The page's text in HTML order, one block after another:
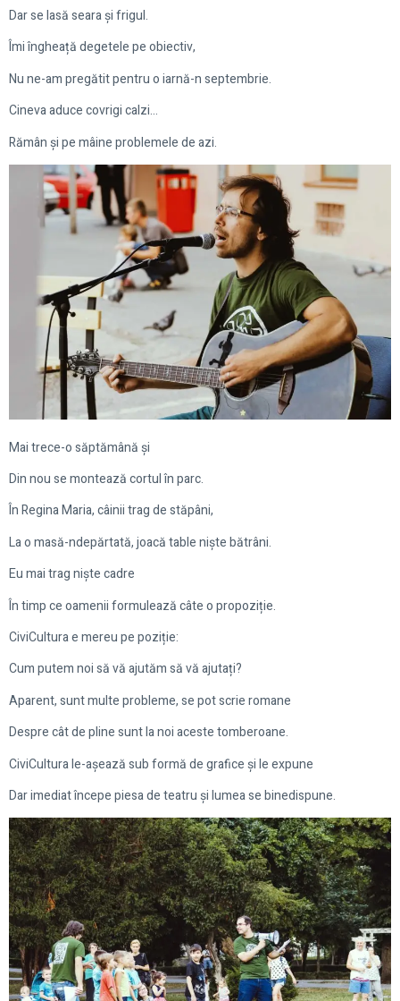
Dar se lasă seara și frigul.
Îmi îngheață degetele pe obiectiv,
Nu ne-am pregătit pentru o iarnă-n septembrie.
Cineva aduce covrigi calzi…
Rămân și pe mâine problemele de azi.
Mai trece-o săptămână și
Din nou se montează cortul în parc.
În Regina Maria, câinii trag de stăpâni,
La o masă-ndepărtată, joacă table niște bătrâni.
Eu mai trag niște cadre
În timp ce oamenii formulează câte o propoziție.
CiviCultura e mereu pe poziție:
Cum putem noi să vă ajutăm să vă ajutați?
Aparent, sunt multe probleme, se pot scrie romane
Despre cât de pline sunt la noi aceste tomberoane.
CiviCultura le-așează sub formă de grafice și le expune
Dar imediat începe piesa de teatru și lumea se binedispune.